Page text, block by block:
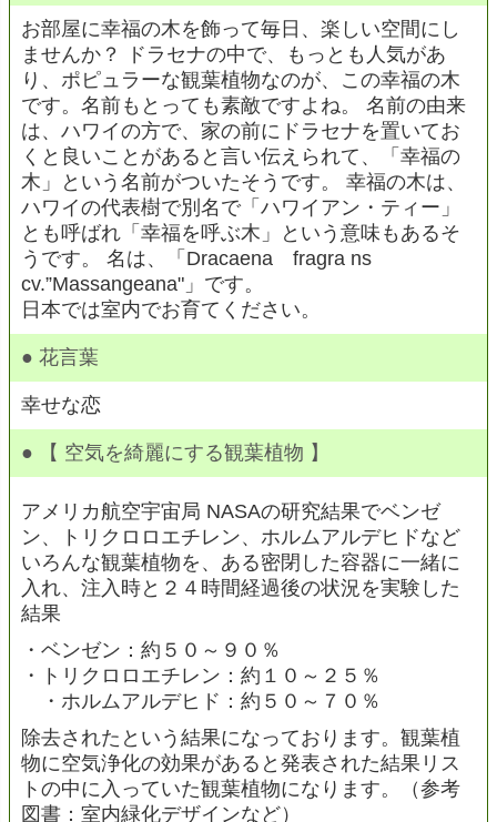
お部屋に幸福の木を飾って毎日、楽しい空間にし
ませんか？ ドラセナの中で、もっとも人気があ
り、ポピュラーな観葉植物なのが、この幸福の木
です。名前もとっても素敵ですよね。 名前の由来
は、ハワイの方で、家の前にドラセナを置いてお
くと良いことがあると言い伝えられて、「幸福の
木」という名前がついたそうです。 幸福の木は、
ハワイの代表樹で別名で「ハワイアン・ティー」
とも呼ばれ「幸福を呼ぶ木」という意味もあるそ
うです。 名は、「Dracaena fragra ns
cv.”Massangeana"」です。
日本では室内でお育てください。
● 花言葉
幸せな恋
● 【 空気を綺麗にする観葉植物 】
アメリカ航空宇宙局 NASAの研究結果でベンゼ
ン、トリクロロエチレン、ホルムアルデヒドなど
いろんな観葉植物を、ある密閉した容器に一緒に
入れ、注入時と２４時間経過後の状況を実験した
結果
・ベンゼン：約５０～９０％
・トリクロロエチレン：約１０～２５％
・ホルムアルデヒド：約５０～７０％
除去されたという結果になっております。観葉植
物に空気浄化の効果があると発表された結果リス
トの中に入っていた観葉植物になります。（参考
図書：室内緑化デザインなど）